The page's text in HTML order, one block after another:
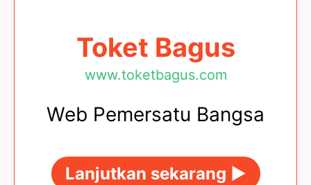
Toket Bagus
www.toketbagus.com
Web Pemersatu Bangsa
Lanjutkan sekarang ►